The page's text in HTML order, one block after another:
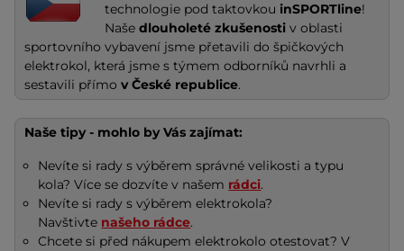
technologie pod taktovkou inSPORTline!
Naše dlouholeté zkušenosti v oblasti
sportovního vybavení jsme přetavili do špičkových
elektrokol, která jsme s týmem odborníků navrhli a
sestavili přímo v České republice.
Naše tipy - mohlo by Vás zajímat:
Nevíte si rady s výběrem správné velikosti a typu
kola? Více se dozvíte v našem rádci.
Nevíte si rady s výběrem elektrokola?
Navštivte našeho rádce.
Chcete si před nákupem elektrokolo otestovat? V